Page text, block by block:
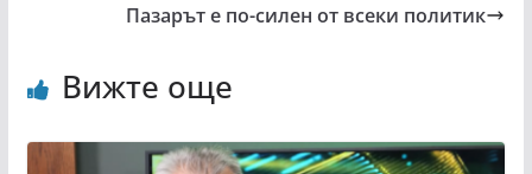
Пазарът е по-силен от всеки политик
Вижте още